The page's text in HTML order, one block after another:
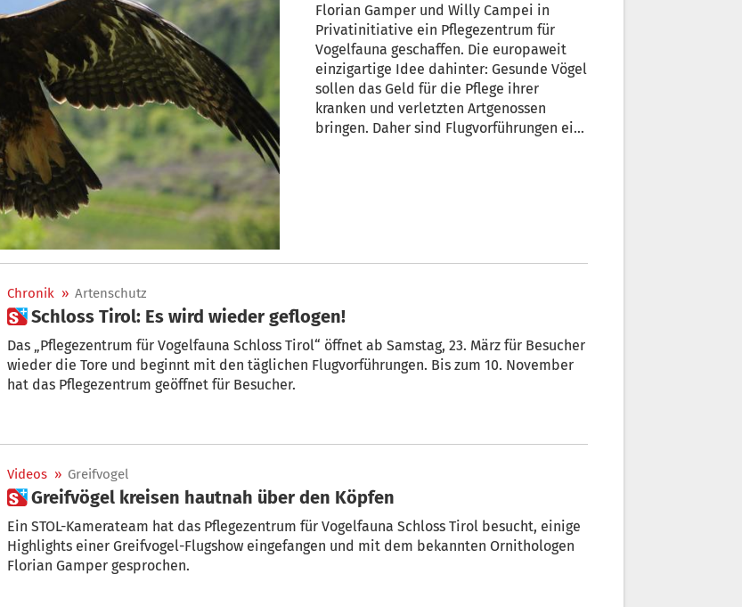
Florian Gamper und Willy Campei in
Privatinitiative ein Pflegezentrum für
Vogelfauna geschaffen. Die europaweit
einzigartige Idee dahinter: Gesunde Vögel
sollen das Geld für die Pflege ihrer
kranken und verletzten Artgenossen
bringen. Daher sind Flugvorführungen ein
Chronik » Artenschutz
 Schloss Tirol: Es wird wieder geflogen!
Das „Pflegezentrum für Vogelfauna Schloss Tirol“ öffnet ab Samstag, 23. März für Besucher
wieder die Tore und beginnt mit den täglichen Flugvorführungen. Bis zum 10. November
hat das Pflegezentrum geöffnet für Besucher.
Videos » Greifvogel
 Greifvögel kreisen hautnah über den Köpfen
Ein STOL-Kamerateam hat das Pflegezentrum für Vogelfauna Schloss Tirol besucht, einige
Highlights einer Greifvogel-Flugshow eingefangen und mit dem bekannten Ornithologen
Florian Gamper gesprochen.